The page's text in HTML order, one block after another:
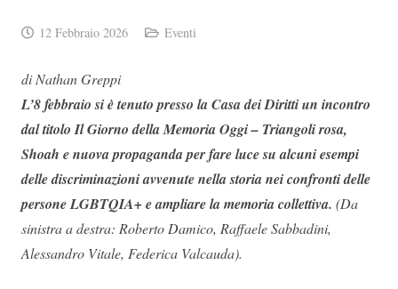
12 Febbraio 2026 Eventi
di Nathan Greppi
L’8 febbraio si è tenuto presso la Casa dei Diritti un incontro
dal titolo Il Giorno della Memoria Oggi – Triangoli rosa,
Shoah e nuova propaganda per fare luce su alcuni esempi
delle discriminazioni avvenute nella storia nei confronti delle
persone LGBTQIA+ e ampliare la memoria collettiva. (Da
sinistra a destra: Roberto Damico, Raffaele Sabbadini,
Alessandro Vitale, Federica Valcauda).